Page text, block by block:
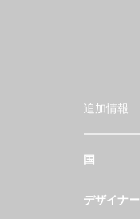
追加情報
国
デザイナー